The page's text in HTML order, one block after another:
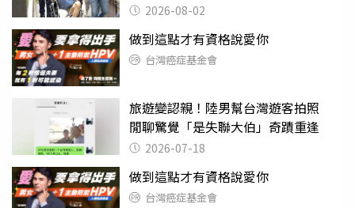
2026-08-02
做到這點才有資格說愛你
台灣癌症基金會
旅遊變認親！陸男幫台灣遊客拍照
閒聊驚覺「是失聯大伯」奇蹟重逢
2026-07-18
做到這點才有資格說愛你
台灣癌症基金會